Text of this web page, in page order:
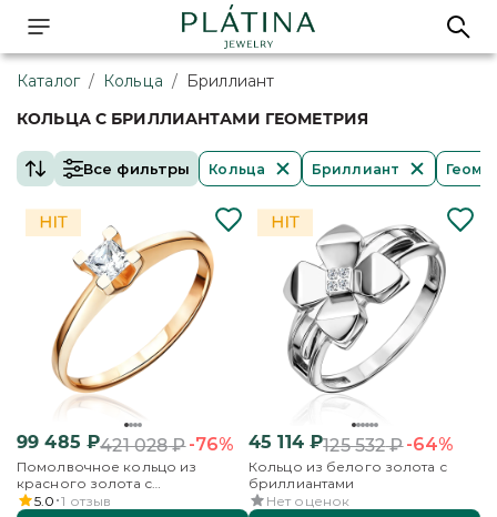
Каталог / Кольца / Бриллиант
КОЛЬЦА С БРИЛЛИАНТАМИ ГЕОМЕТРИЯ
Все фильтры Кольца Бриллиант
99 485 ₽421 028₽-76%
Помолвочное кольцо из
красного золота с
бриллиантом
5.0 1 отзыв
45 114₽125 532₽-64%
Кольцо из белого золота с
бриллиантами
Нет оценок